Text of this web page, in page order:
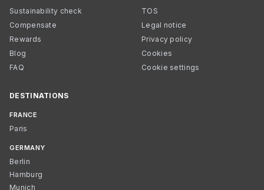
Sustainability check
Compensate
Rewards
Blog
FAQ
TOS
Legal notice
Privacy policy
Cookies
Cookie settings
DESTINATIONS
FRANCE
Paris
GERMANY
Berlin
Hamburg
Munich